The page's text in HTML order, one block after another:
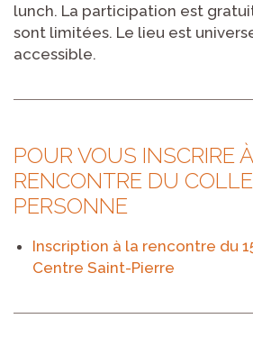
lunch. La participation est
sont limitées. Le lieu est
accessible.
POUR VOUS INSCRIRE
RENCONTRE DU
PERSONNE
Inscription à la rencontre du
Centre Saint-Pierre